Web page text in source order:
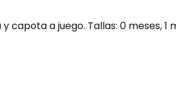
a juego. Tallas: 0 meses, 1